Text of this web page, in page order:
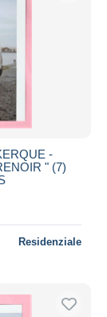
-
" (7)
Residenziale